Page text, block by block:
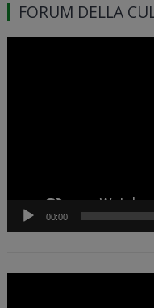
FORUM DELLA
00:00